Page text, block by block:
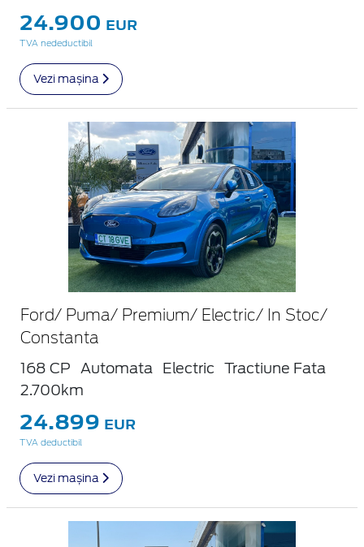
24.900 EUR
TVA nedeductibil
Vezi mașina
Ford/ Puma/ Premium/ Electric/ In Stoc/
Constanta
168 CP Automata Electric
Tractiune Fata
2.700km
24.899 EUR
TVA deductibil
Vezi mașina